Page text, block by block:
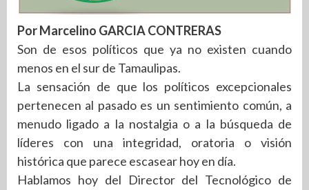
Por Marcelino GARCIA CONTRERAS
Son de esos políticos que ya no existen cuando
menos en el sur de Tamaulipas.
La sensación de que los políticos excepcionales
pertenecen al pasado es un sentimiento común, a
menudo ligado a la nostalgia o a la búsqueda de
líderes con una integridad, oratoria o visión
histórica que parece escasear hoy en día.
Hablamos hoy del Director del Tecnológico de